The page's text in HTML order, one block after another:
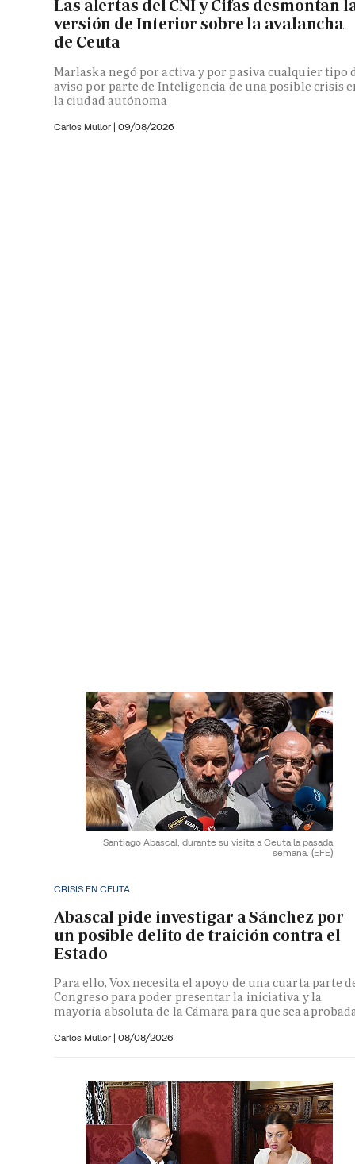
Las alertas del CNI y Cifas desmontan
versión de Interior sobre la avalancha
de Ceuta
Marlaska negó por activa y por pasiva cualquier tipo
aviso por parte de Inteligencia de una posible crisis
la ciudad autónoma
Carlos Mullor | 09/08/2026
Santiago Abascal, durante su visita a Ceuta la pasada
semana. (EFE)
CRISIS EN CEUTA
Abascal pide investigar a Sánchez por
un posible delito de traición contra el
Estado
Para ello, Vox necesita el apoyo de una cuarta parte
Congreso para poder presentar la iniciativa y la
mayoría absoluta de la Cámara para que sea
Carlos Mullor | 08/08/2026